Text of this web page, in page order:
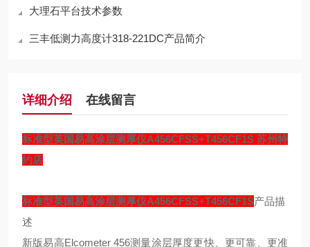
大理石平台技术参数
三丰低测力高度计318-221DC产品简介
详细介绍 在线留言
标准型英国易高涂层测厚仪A456CFSS+T456CF1S 苏州特
约店
标准型英国易高涂层测厚仪A456CFSS+T456CF1S产品描
述
新版易高Elcometer 456测量涂层厚度更快、更可靠、更准